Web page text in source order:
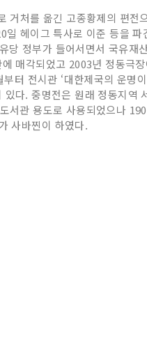
처를 옮긴 고종황제의 편
헤이그 특사로 이준 등을
정부가 들어서면서 국유
매각되었고 2003년 정동극
전시관 ‘대한제국의 운명
다. 중명전은 원래 정동지역
관 용도로 사용되었으나
사바찐이 하였다.